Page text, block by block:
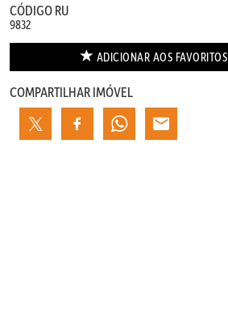
CÓDIGO RU
9832
ADICIONAR AOS FAVORITOS
COMPARTILHAR IMÓVEL